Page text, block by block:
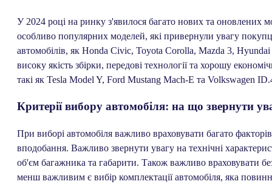
У 2024 році на ринку з'явилося багато нових та оновлених
особливо популярних моделей, які привернули увагу
автомобілів, як Honda Civic, Toyota Corolla, Mazda 3,
високу якість збірки, передові технології та хорошу
такі як Tesla Model Y, Ford Mustang Mach-E та Volkswagen
Критерії вибору автомобіля: на що звернути
При виборі автомобіля важливо враховувати багато
вподобання. Важливо звернути увагу на технічні
об'єм багажника та габарити. Також важливо враховувати
менш важливим є вибір комплектації автомобіля, яка